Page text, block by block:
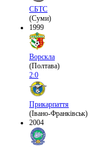
СБТС
(Суми)
1999
Ворскла
(Полтава)
2:0
Прикарпаття
(Івано-Франківськ)
2004